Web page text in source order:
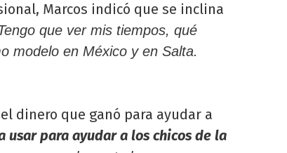
Marcos indicó que se inclina
que ver mis tiempos, qué
modelo en México y en Salta.
dinero que ganó para ayudar a
usar para ayudar a los chicos de la